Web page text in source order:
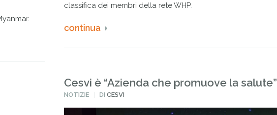
classifica dei membri della rete WHP.
continua
Cesvi è “Azienda che promuove la salute”
PUBBLICATO
NOTIZIE DICESVI